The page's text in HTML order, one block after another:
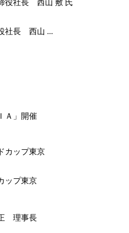
社長 西山 ...
Ａ」開催
ップ東京